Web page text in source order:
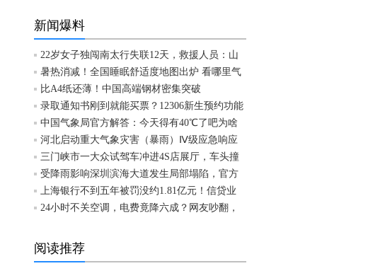
新闻爆料
22岁女子独闯南太行失联12天，救援人员：山
暑热消减！全国睡眠舒适度地图出炉 看哪里气
比A4纸还薄！中国高端钢材密集突破
录取通知书刚到就能买票？12306新生预约功能
中国气象局官方解答：今天得有40℃了吧为啥
河北启动重大气象灾害（暴雨）Ⅳ级应急响应
三门峡市一大众试驾车冲进4S店展厅，车头撞
受降雨影响深圳滨海大道发生局部塌陷，官方
上海银行不到五年被罚没约1.81亿元！信贷业
24小时不关空调，电费竟降六成？网友吵翻，
阅读推荐